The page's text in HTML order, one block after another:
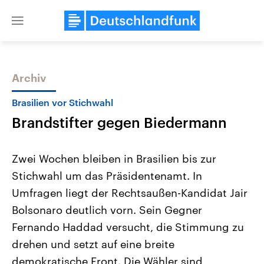
Close
Themen
Landtagswahl Sachsen-Anhalt
2026
Alle Informationen
Sachsen-Anhalt wählt am 6.
September 2026 einen neuen
Bundesland von einer Koalition aus
USA
Aktuelle Beiträge,
Hintergründe
Wirtschaftlich und
gehören die Vereinigten
mit großem Einfluss auf
Archiv
Brasilien vor Stichwahl
Brandstifter gegen Biedermann
Zwei Wochen bleiben in Brasilien bis zur
Stichwahl um das Präsidentenamt. In
Umfragen liegt der Rechtsaußen-Kandidat Jair
Bolsonaro deutlich vorn. Sein Gegner
Fernando Haddad versucht, die Stimmung zu
drehen und setzt auf eine breite
demokratische Front. Die Wähler sind